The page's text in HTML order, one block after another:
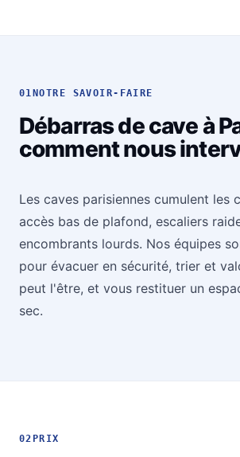
01 NOTRE SAVOIR-FAIRE
Débarras de cave à
comment nous
Les caves parisiennes cumulent les
accès bas de plafond, escaliers
encombrants lourds. Nos équipes
pour évacuer en sécurité, trier et
peut l'être, et vous restituer un
sec.
02 PRIX